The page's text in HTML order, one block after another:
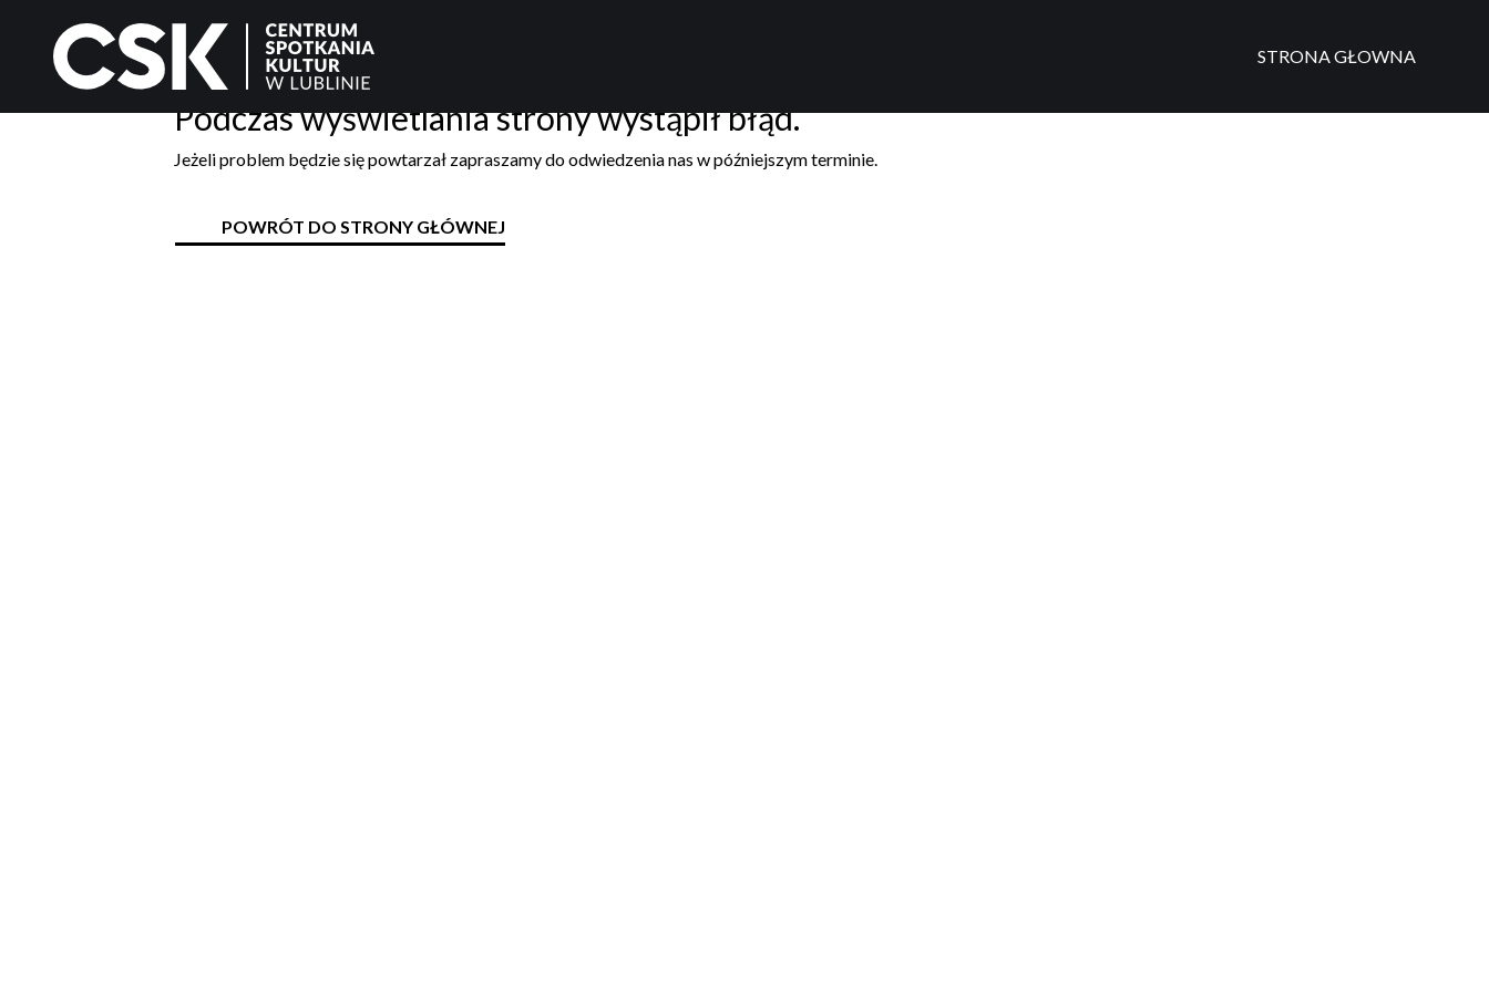
STRONA GŁOWNA
Podczas wyświetlania strony wystąpił błąd.
Jeżeli problem będzie się powtarzał zapraszamy do odwiedzenia nas w późniejszym terminie.
POWRÓT DO STRONY GŁÓWNEJ